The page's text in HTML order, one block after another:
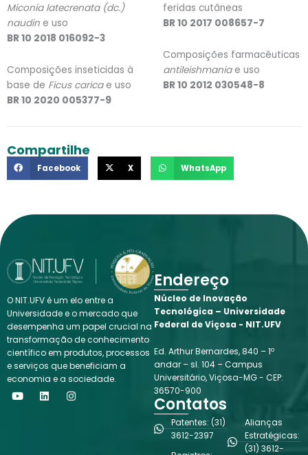
Miconia latecrenata (dc.)
naudin e uso
BR 10 2018 016092-3
Composições inseticidas à
base de Ficus caricae uso
BR 10 2020 005377-9
feridas cutâneas
BR 10 2017 008657-7
Composições farmacêuticas
antileishmaniae uso
BR 10 2012 030548-8
Compartilhe
Facebook X WhatsApp
O NIT.UFV é um elo entre a
Universidade e o mercado que
desempenha um papel crucial na
transformação de conhecimento
científico em produtos, processos
e serviços que beneficiam a
economia e a sociedade.
Y
o
L
i
I
n
Endereço
Núcleo de Inovação
Tecnológica – Universidade
Federal de Viçosa - NIT.UFV
Ed. Arthur Bernardes, 840 – 1º
andar – sl. 104 – Campus
Universitário, Viçosa-MG - CEP:
36570-900
Contatos
Patentes: (31)
3612-2397
Alianças
Estratégicas:
(31) 3612-